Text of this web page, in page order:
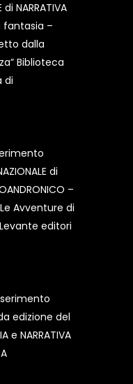
NARRATIVA
fantasia –
dalla
Biblioteca
di
di
–
Avventure di
editori
edizione del
e NARRATIVA